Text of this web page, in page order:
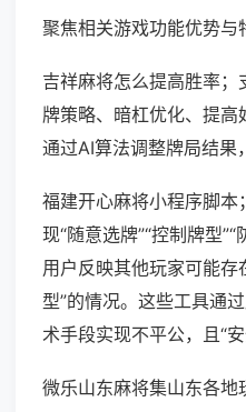
聚焦相关游戏功能优势与
吉祥麻将怎么提高胜率
牌策略、暗杠优化、提高
通过AI算法调整牌局结果
福建开心麻将小程序脚本
现“随意选牌”“控制牌型
用户反映其他玩家可能存
型”的情况。这些工具通
术手段实现不平公，且“安
微乐山东麻将集山东各地